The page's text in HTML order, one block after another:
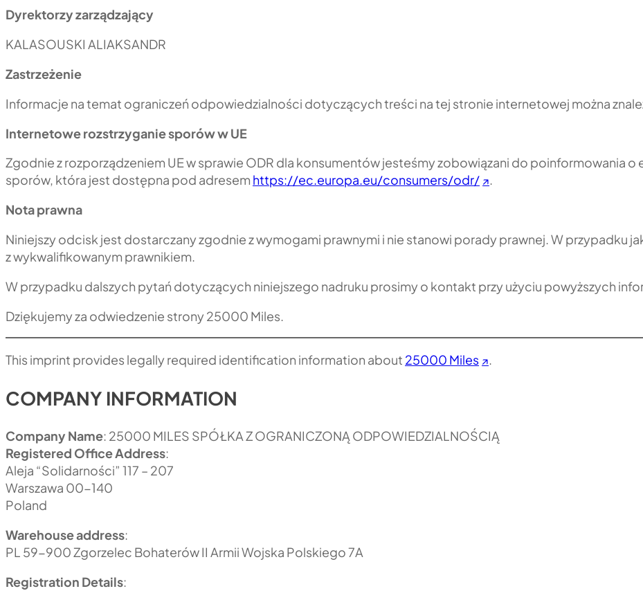
Dyrektorzy zarządzający
KALASOUSKI ALIAKSANDR
Zastrzeżenie
Informacje na temat ograniczeń odpowiedzialności dotyczących treści na tej stronie internetowej można
Internetowe rozstrzyganie sporów w UE
Zgodnie z rozporządzeniem UE w sprawie ODR dla konsumentów jesteśmy zobowiązani do poinformowania
sporów, która jest dostępna pod adresem https://ec.europa.eu/consumers/odr/
.
Nota prawna
Niniejszy odcisk jest dostarczany zgodnie z wymogami prawnymi i nie stanowi porady prawnej. W przypadku
z wykwalifikowanym prawnikiem.
W przypadku dalszych pytań dotyczących niniejszego nadruku prosimy o kontakt przy użyciu powyższych
Dziękujemy za odwiedzenie strony 25000 Miles.
This imprint provides legally required identification information about 25000 Miles .
COMPANY INFORMATION
Company Name: 25000 MILES SPÓŁKA Z OGRANICZONĄ ODPOWIEDZIALNOŚCIĄ
Registered Office Address:
Aleja “Solidarności” 117 – 207
Warszawa 00-140
Poland
Warehouse address:
PL 59-900 Zgorzelec Bohaterów II Armii Wojska Polskiego 7A
Registration Details: